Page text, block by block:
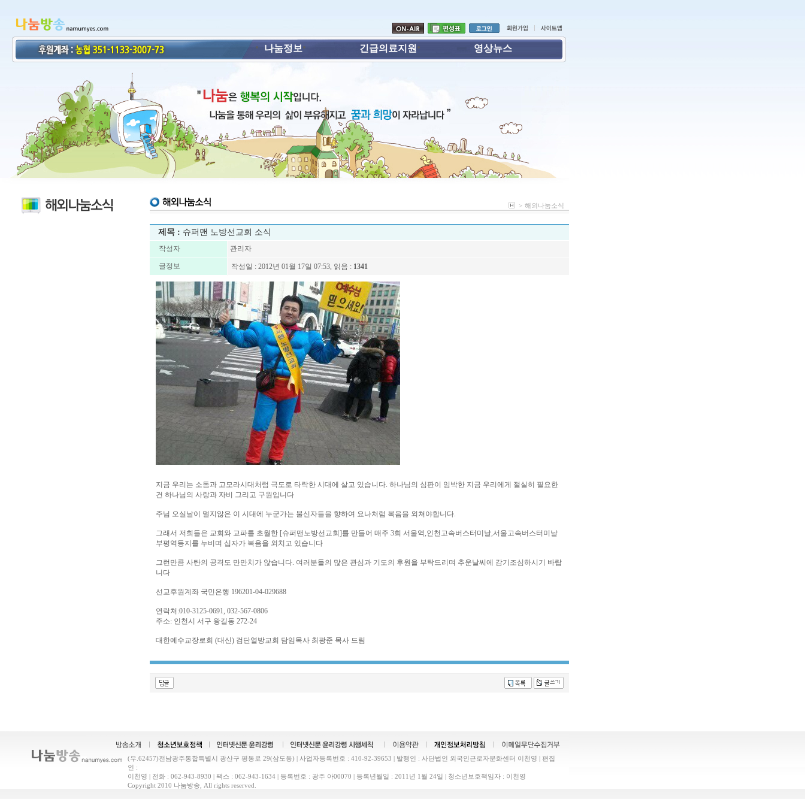
나눔정보 긴급의료지원 영상뉴스
> 해외나눔소식
제목 : 슈퍼맨 노방선교회 소식
작성자 관리자
글정보 작성일 : 2012년 01월 17일 07:53, 읽음 : 1341
지금 우리는 소돔과 고모라시대처럼 극도로 타락한 시대에 살고 있습니다. 하나님의 심판이 임박한 지금 우리에게 절실히 필요한
건 하나님의 사랑과 자비 그리고 구원입니다
주님 오실날이 멀지않은 이 시대에 누군가는 불신자들을 향하여 요나처럼 복음을 외쳐야합니다.
그래서 저희들은 교회와 교파를 초월한 [슈퍼맨노방선교회]를 만들어 매주 3회 서울역,인천고속버스터미날,서울고속버스터미날
부평역등지를 누비며 십자가 복음을 외치고 있습니다
그런만큼 사탄의 공격도 만만치가 않습니다. 여러분들의 많은 관심과 기도의 후원을 부탁드리며 추운날씨에 감기조심하시기 바랍
니다
선교후원계좌 국민은행 196201-04-029688
연락처:010-3125-0691, 032-567-0806
주소: 인천시 서구 왕길동 272-24
대한예수교장로회 (대신) 검단열방교회 담임목사 최광준 목사 드림
(우.62457)전남광주통합특별시 광산구 평동로 29(삼도동) | 사업자등록번호 : 410-92-39653 | 발행인 : 사단법인 외국인근로자문화센터 이천영 | 편집
인 :
이천영 | 전화 : 062-943-8930 | 팩스 : 062-943-1634 | 등록번호 : 광주 아00070 | 등록년월일 : 2011년 1월 24일 | 청소년보호책임자 : 이천영
Copyright 2010 나눔방송, All rights reserved.